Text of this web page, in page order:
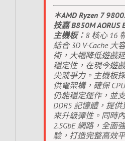
＊AMD Ryzen 7
技嘉 B850M AORUS
主機板： 8 核心 16
結合 3D V-Cache 大
術，大幅降低遊戲
穩定性，在現今遊
尖競爭力。主機板
供電架構，確保
仍能穩定運作，並
DDR5 記憶體，提
來升級彈性。同時
2.5GbE 網路，全面
驗，打造完整高效